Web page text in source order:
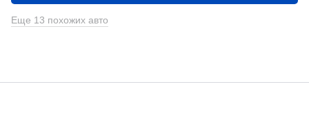
Еще 13 похожих авто